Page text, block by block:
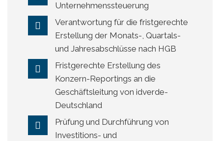
Unternehmenssteuerung
Verantwortung für die fristgerechte
Erstellung der Monats-, Quartals-
und Jahresabschlüsse nach HGB
Fristgerechte Erstellung des
Konzern-Reportings an die
Geschäftsleitung von idverde-
Deutschland
Prüfung und Durchführung von
Investitions- und